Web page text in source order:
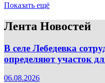
Показать ещё
Лента Новостей
В селе Лебедевка
определяют участок
06.08.2026